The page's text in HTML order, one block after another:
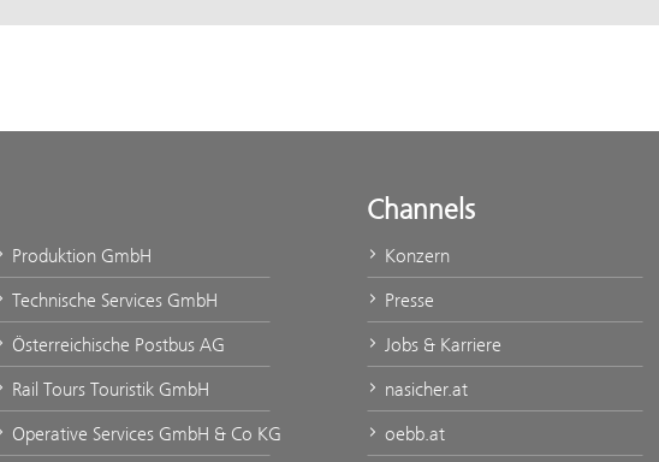
Produktion GmbH
Technische Services GmbH
Österreichische Postbus AG
Rail Tours Touristik GmbH
Operative Services GmbH & Co KG
Channels
Konzern
Presse
Jobs & Karriere
nasicher.at
oebb.at